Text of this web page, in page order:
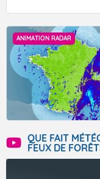
ANIMATION RADAR
QUE FAIT
FEUX DE